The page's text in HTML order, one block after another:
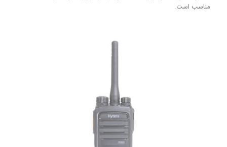
مناسب است.